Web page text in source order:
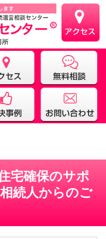
宅確保のサポ
続人からのご